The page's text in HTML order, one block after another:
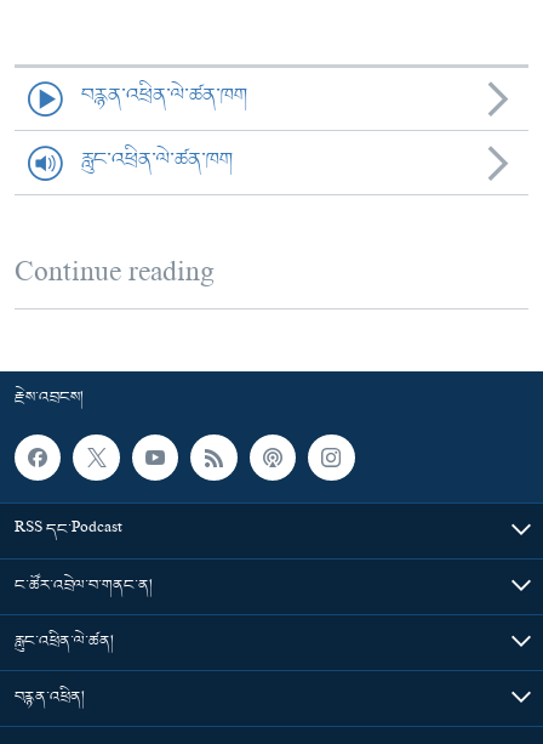
བརྙན་འཕྲིན་ལེ་ཚན་ཁག
རླུང་འཕྲིན་ལེ་ཚན་ཁག
Continue reading
རྗེས་འབྲངས།
RSS དང་Podcast
ང་ཚོར་འབྲེལ་བ་གནང་ན།
རླུང་འཕྲིན་ལེ་ཚན།
བརྙན་འཕྲིན།